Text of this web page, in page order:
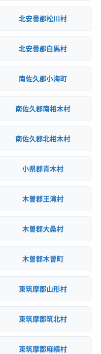
北安曇郡松川村
北安曇郡白馬村
南佐久郡小海町
南佐久郡南相木村
南佐久郡北相木村
小県郡青木村
木曽郡王滝村
木曽郡大桑村
木曽郡木曽町
東筑摩郡山形村
東筑摩郡筑北村
東筑摩郡麻績村